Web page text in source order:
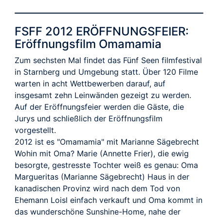
FSFF 2012 ERÖFFNUNGSFEIER:
Eröffnungsfilm Omamamia
Zum sechsten Mal findet das Fünf Seen filmfestival
in Starnberg und Umgebung statt. Über 120 Filme
warten in acht Wettbewerben darauf, auf
insgesamt zehn Leinwänden gezeigt zu werden.
Auf der Eröffnungsfeier werden die Gäste, die
Jurys und schließlich der Eröffnungsfilm
vorgestellt.
2012 ist es "Omamamia" mit Marianne Sägebrecht
Wohin mit Oma? Marie (Annette Frier), die ewig
besorgte, gestresste Tochter weiß es genau: Oma
Margueritas (Marianne Sägebrecht) Haus in der
kanadischen Provinz wird nach dem Tod von
Ehemann Loisl einfach verkauft und Oma kommt in
das wunderschöne Sunshine-Home, nahe der